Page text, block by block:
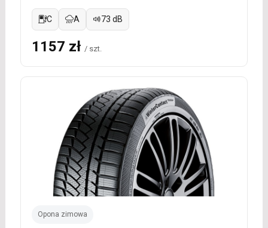
C A 73 dB
1157 zł / szt.
Opona zimowa